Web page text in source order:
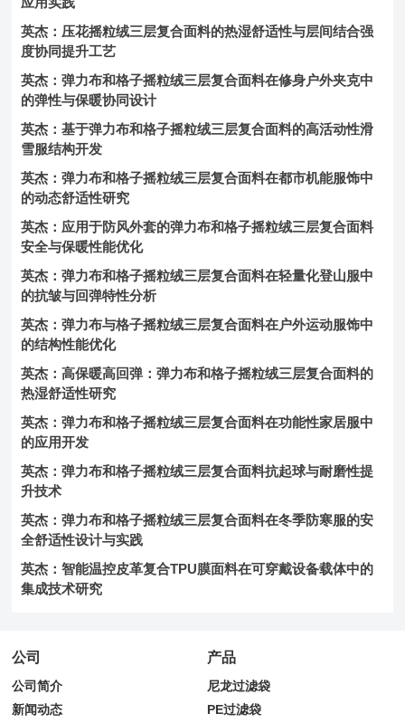
英杰：压花摇粒绒三层复合面料的热湿舒适性与层间结合强
度协同提升工艺
英杰：弹力布和格子摇粒绒三层复合面料在修身户外夹克中
的弹性与保暖协同设计
英杰：基于弹力布和格子摇粒绒三层复合面料的高活动性滑
雪服结构开发
英杰：弹力布和格子摇粒绒三层复合面料在都市机能服饰中
的动态舒适性研究
英杰：应用于防风外套的弹力布和格子摇粒绒三层复合面料
安全与保暖性能优化
英杰：弹力布和格子摇粒绒三层复合面料在轻量化登山服中
的抗皱与回弹特性分析
英杰：弹力布与格子摇粒绒三层复合面料在户外运动服饰中
的结构性能优化
英杰：高保暖高回弹：弹力布和格子摇粒绒三层复合面料的
热湿舒适性研究
英杰：弹力布和格子摇粒绒三层复合面料在功能性家居服中
的应用开发
英杰：弹力布和格子摇粒绒三层复合面料抗起球与耐磨性提
升技术
英杰：弹力布和格子摇粒绒三层复合面料在冬季防寒服的安
全舒适性设计与实践
英杰：智能温控皮革复合TPU膜面料在可穿戴设备载体中的
集成技术研究
公司
公司简介
新闻动态
产品
尼龙过滤袋
PE过滤袋